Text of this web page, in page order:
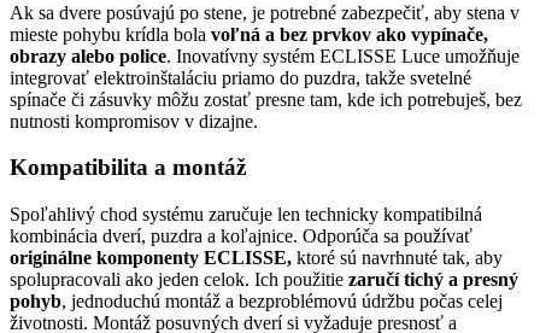
Ak sa dvere posúvajú po stene, je potrebné zabezpečiť, aby stena v
mieste pohybu krídla bola voľná a bez prvkov ako vypínače,
obrazy alebo police. Inovatívny systém ECLISSE Luce umožňuje
integrovať elektroinštaláciu priamo do puzdra, takže svetelné
spínače či zásuvky môžu zostať presne tam, kde ich potrebuješ, bez
nutnosti kompromisov v dizajne.
Kompatibilita a montáž
Spoľahlivý chod systému zaručuje len technicky kompatibilná
kombinácia dverí, puzdra a koľajnice. Odporúča sa používať
originálne komponenty ECLISSE, ktoré sú navrhnuté tak, aby
spolupracovali ako jeden celok. Ich použitie zaručí tichý a presný
pohyb, jednoduchú montáž a bezproblémovú údržbu počas celej
životnosti. Montáž posuvných dverí si vyžaduje presnosť a